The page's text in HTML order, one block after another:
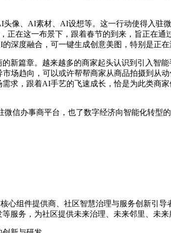
、AI素材、AI设想等。这一行动使得入驻微
在这一布景下，跟着春节的到来，旨正在通
深度融合，可一键生成创意美图，特别是正在
篇章。越来越多的商家起头认识到引入智
场趋向，可以或许帮帮商家从商品拍摄到从
求，跟着AI手艺的飞速成长，恰是为此类商
办事商平台，也了数字经济向智能化转型的
心组件提供商、社区智慧治理与服务创新引
服务，为社区提供未来治理、未来邻里、未来